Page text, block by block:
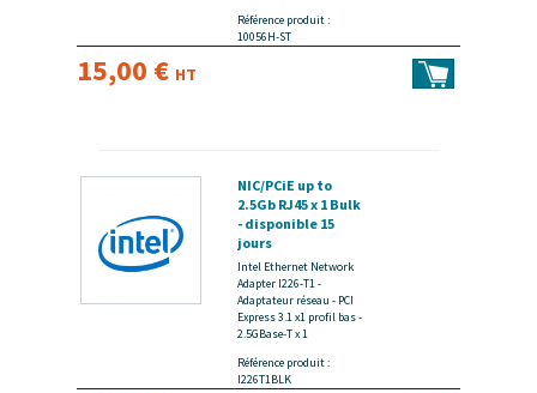
Référence produit :
10056H-ST
15,00 € HT
NIC/PCiE up to
2.5Gb RJ45 x 1 Bulk
- disponible 15
jours
Intel Ethernet Network
Adapter I226-T1 -
Adaptateur réseau - PCI
Express 3.1 x1 profil bas -
2.5GBase-T x 1
Référence produit :
I226T1BLK